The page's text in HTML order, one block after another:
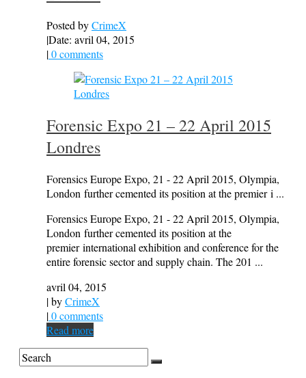
Posted byCrimeX
|Date: avril 04, 2015
|0 comments
Forensic Expo 21 – 22 April 2015
Londres
Forensics Europe Expo, 21 - 22 April 2015, Olympia,
London further cemented its position at the premier i ...
Forensics Europe Expo, 21 - 22 April 2015, Olympia,
London further cemented its position at the
premier international exhibition and conference for the
entire forensic sector and supply chain. The 201 ...
avril 04, 2015
| byCrimeX
|0 comments
Read more